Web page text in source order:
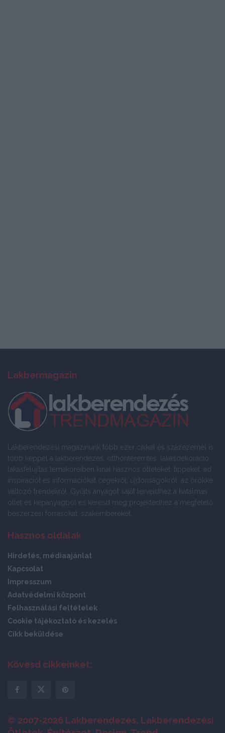
Lakbermagazin
Lakberendezési magazinunk több ezer cikkel és százezernél is
több képpel a lakberendezés, otthonteremtés, lakásdekoráció,
lakásfelújítás témaköreiben kínál hasznos ötleteket, tippeket, ad
inspirációt és információkat cégekről, újdonságokról, az örökké
változó trendekről. Gyűjts anyagot saját terveidhez a hatalmas
ötlet és képanyagból és keresd meg projektedhez a megfelelő
beszerzési forrásokat, szakembereket.
Hasznos oldalak
Hirdetés, médiaajánlat
Kapcsolat
Impresszum
Adatvédelmi központ
Felhasználási feltételek
Cookie tájékoztató és kezelés
Cikk beküldése
Kövesd cikkeinket:
© 2007-2026 Lakberendezés, Lakberendezési